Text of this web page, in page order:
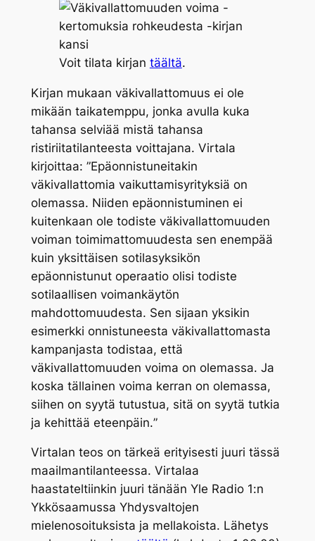
Voit tilata kirjan täältä.
Kirjan mukaan väkivallattomuus ei ole
mikään taikatemppu, jonka avulla kuka
tahansa selviää mistä tahansa
ristiriitatilanteesta voittajana. Virtala
kirjoittaa: ”Epäonnistuneitakin
väkivallattomia vaikuttamisyrityksiä on
olemassa. Niiden epäonnistuminen ei
kuitenkaan ole todiste väkivallattomuuden
voiman toimimattomuudesta sen enempää
kuin yksittäisen sotilasyksikön
epäonnistunut operaatio olisi todiste
sotilaallisen voimankäytön
mahdottomuudesta. Sen sijaan yksikin
esimerkki onnistuneesta väkivallattomasta
kampanjasta todistaa, että
väkivallattomuuden voima on olemassa. Ja
koska tällainen voima kerran on olemassa,
siihen on syytä tutustua, sitä on syytä tutkia
ja kehittää eteenpäin.”
Virtalan teos on tärkeä erityisesti juuri tässä
maailmantilanteessa. Virtalaa
haastateltiinkin juuri tänään Yle Radio 1:n
Ykkösaamussa Yhdysvaltojen
mielenosoituksista ja mellakoista. Lähetys